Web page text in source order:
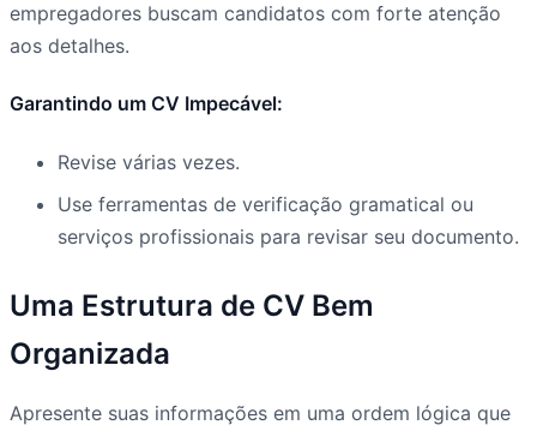
empregadores buscam candidatos com forte atenção
aos detalhes.
Garantindo um CV Impecável:
Revise várias vezes.
Use ferramentas de verificação gramatical ou
serviços profissionais para revisar seu documento.
Uma Estrutura de CV Bem
Organizada
Apresente suas informações em uma ordem lógica que